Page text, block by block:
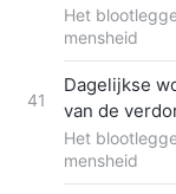
Fragment
Het
mensheid
41
Dagelijkse
van de
Fragment
Het
mensheid